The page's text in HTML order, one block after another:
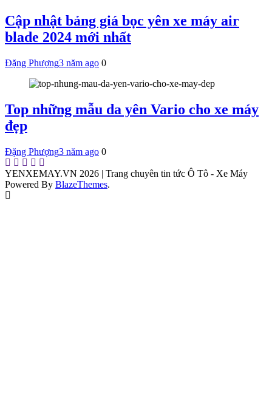
Cập nhật bảng giá bọc yên xe máy air
blade 2024 mới nhất
Đặng Phượng3 năm ago 0
Top những mẫu da yên Vario cho xe máy
đẹp
Đặng Phượng3 năm ago 0
YENXEMAY.VN 2026 | Trang chuyên tin tức Ô Tô - Xe Máy
Powered By BlazeThemes.